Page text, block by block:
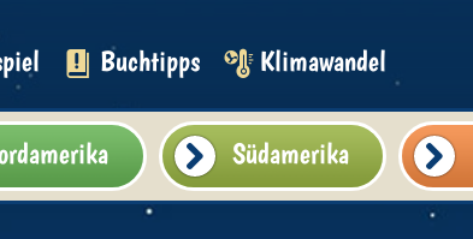
Buchtipps Klimawandel
Südamerika